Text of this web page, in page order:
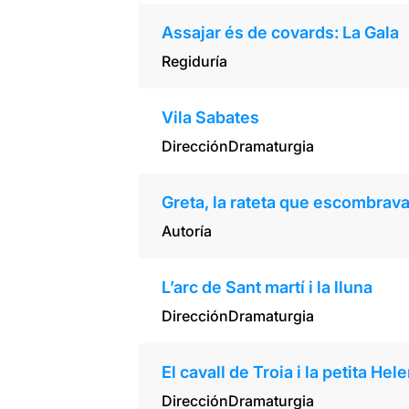
Assajar és de covards: La Gala
Regiduría
Vila Sabates
DirecciónDramaturgia
Greta, la rateta que
Autoría
L’arc de Sant martí i la lluna
DirecciónDramaturgia
El cavall de Troia i la petita
DirecciónDramaturgia